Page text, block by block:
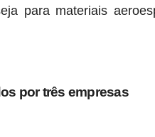
para materiais
por três empresas